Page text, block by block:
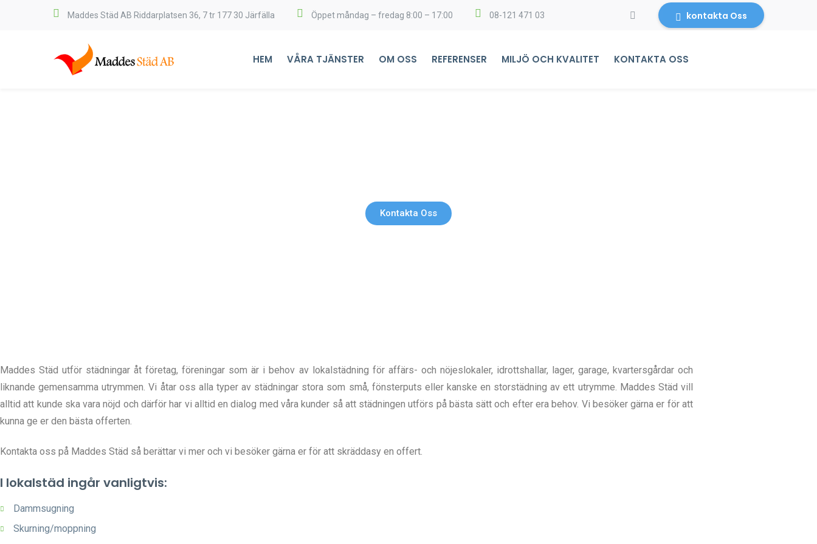
Maddes Städ AB Riddarplatsen 36, 7 tr 177 30 Järfälla Öppet måndag – fredag 8:00 – 17:00 08-121 471 03 kontakta Oss
HEM VÅRA TJÄNSTER OM OSS REFERENSER MILJÖ OCH KVALITET KONTAKTA OSS
Kontakta Oss
Maddes Städ utför städningar åt företag, föreningar som är i behov av lokalstädning för affärs- och nöjeslokaler, idrottshallar, lager, garage, kvartersgårdar och
liknande gemensamma utrymmen. Vi åtar oss alla typer av städningar stora som små, fönsterputs eller kanske en storstädning av ett utrymme. Maddes Städ vill
alltid att kunde ska vara nöjd och därför har vi alltid en dialog med våra kunder så att städningen utförs på bästa sätt och efter era behov. Vi besöker gärna er för att
kunna ge er den bästa offerten.
Kontakta oss på Maddes Städ så berättar vi mer och vi besöker gärna er för att skräddasy en offert.
I lokalstäd ingår vanligtvis:
Dammsugning
Skurning/moppning